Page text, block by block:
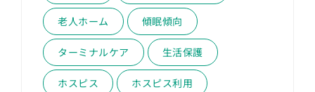
老人ホーム 傾眠傾向
ターミナルケア 生活保護
ホスピス ホスピス利用